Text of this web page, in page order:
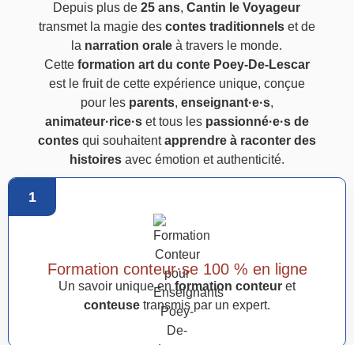
Depuis plus de25 ans,Cantin le Voyageur
transmet la magie des contes traditionnelset de
la narration orale à travers le monde.
Cette formation art du conte Poey-De-Lescar
est le fruit de cette expérience unique, conçue
pour les parents, enseignant·e·s,
animateur·rice·set tous les passionné·e·s de
contesqui souhaitentapprendre à raconter des
histoiresavec émotion et authenticité.
1
Formation conteur·se 100 % en ligne
Un savoir unique enformation conteur et
conteuse transmis par un expert.